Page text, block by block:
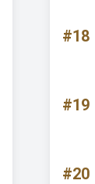
#18
#19
#20